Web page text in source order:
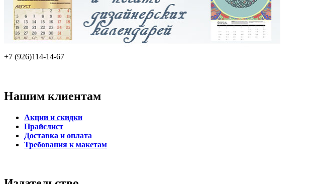
+7 (926)114-14-67
Нашим клиентам
Акции и скидки
Прайслист
Доставка и оплата
Требования к макетам